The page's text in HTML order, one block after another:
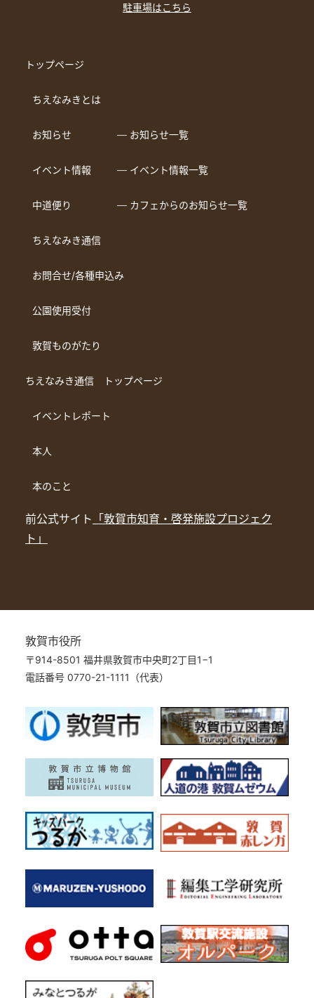
駐車場はこちら
トップページ
ちえなみきとは
お知らせ ― お知らせ一覧
イベント情報 ― イベント情報一覧
中道便り ― カフェからのお知らせ一覧
ちえなみき通信
お問合せ/各種申込み
公園使用受付
敦賀ものがたり
ちえなみき通信 トップページ
イベントレポート
本人
本のこと
前公式サイト 「敦賀市知育・啓発施設プロジェク
ト」
敦賀市役所
〒914-8501 福井県敦賀市中央町2丁目1−1
電話番号 0770-21-1111（代表）